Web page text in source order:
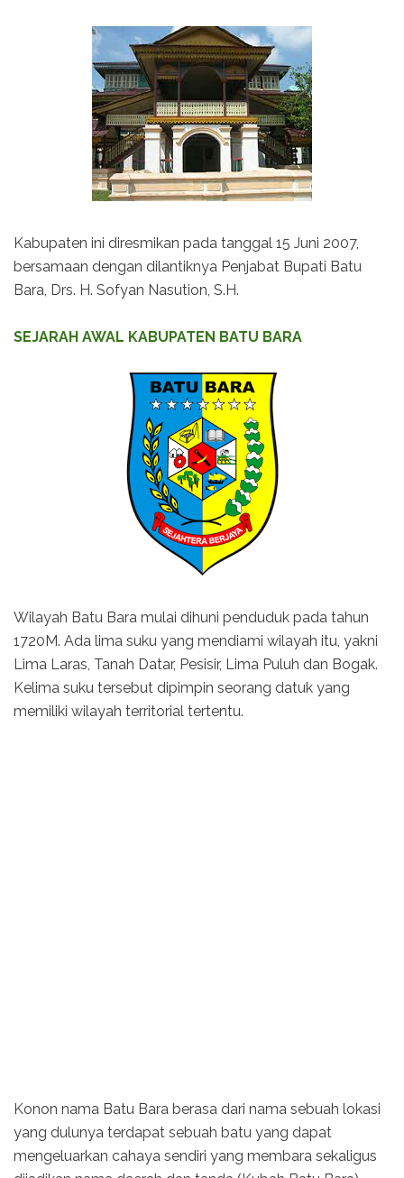
Kabupaten ini diresmikan pada tanggal 15 Juni 2007,
bersamaan dengan dilantiknya Penjabat Bupati Batu
Bara, Drs. H. Sofyan Nasution, S.H.
SEJARAH AWAL KABUPATEN BATU BARA
Wilayah Batu Bara mulai dihuni penduduk pada tahun
1720M. Ada lima suku yang mendiami wilayah itu, yakni
Lima Laras, Tanah Datar, Pesisir, Lima Puluh dan Bogak.
Kelima suku tersebut dipimpin seorang datuk yang
memiliki wilayah territorial tertentu.
Konon nama Batu Bara berasa dari nama sebuah lokasi
yang dulunya terdapat sebuah batu yang dapat
mengeluarkan cahaya sendiri yang membara sekaligus